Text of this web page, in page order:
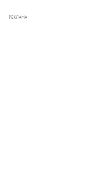
РЕКЛАМА